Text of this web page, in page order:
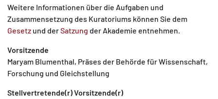
Weitere Informationen über die Aufgaben und
Zusammensetzung des Kuratoriums können Sie dem
Gesetz und derSatzung der Akademie entnehmen.
Vorsitzende
Maryam Blumenthal, Präses der Behörde für Wissenschaft,
Forschung und Gleichstellung
Stellvertretende(r) Vorsitzende(r)
MATOMO (INTERNE STATISTIK)
Statistik Cookies erfassen Informationen anonym.
Diese Informationen helfen uns zu verstehen, wie